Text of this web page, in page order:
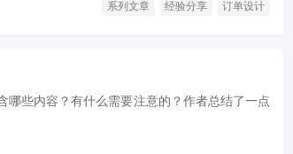
系列文章 经验分享 订单设计
些内容？有什么需要注意的？作者总结了一点